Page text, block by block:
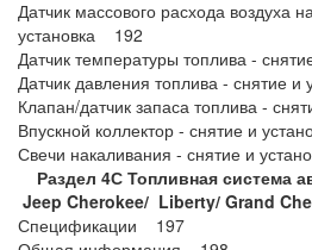
Датчик массового расхода воздуха
установка 192
Датчик температуры топлива -
Датчик давления топлива - снятие
Клапан/датчик запаса топлива -
Впускной коллектор - снятие и
Свечи накаливания - снятие и
Раздел 4С Топливная система
Jeep Cherokee/ Liberty/ Grand
Спецификации 197